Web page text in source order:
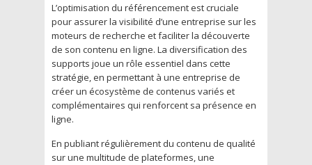
L’optimisation du référencement est cruciale
pour assurer la visibilité d’une entreprise sur les
moteurs de recherche et faciliter la découverte
de son contenu en ligne. La diversification des
supports joue un rôle essentiel dans cette
stratégie, en permettant à une entreprise de
créer un écosystème de contenus variés et
complémentaires qui renforcent sa présence en
ligne.
En publiant régulièrement du contenu de qualité
sur une multitude de plateformes, une